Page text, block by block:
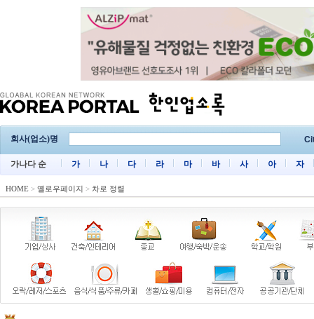
회사(업소)명
가나다 순 가 나 다 라 마 바 사 아 자
HOME > 옐로우페이지 > 차로 정렬